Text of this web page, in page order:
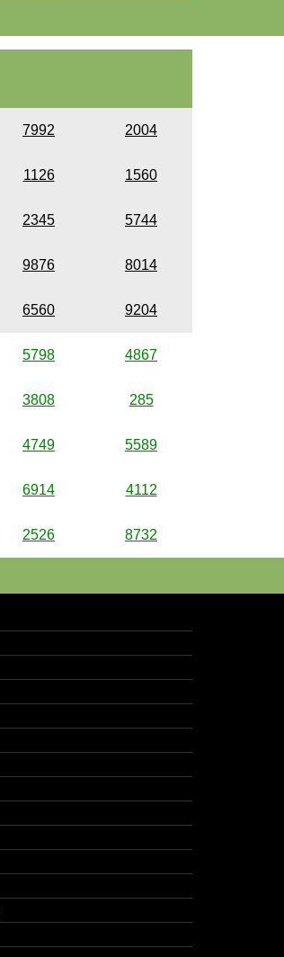
7992 2004
1126 1560
2345 5744
9876 8014
6560 9204
5798 4867
3808 285
4749 5589
6914 4112
2526 8732